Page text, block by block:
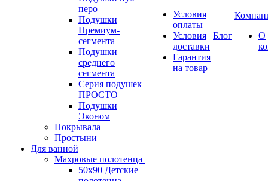
перо
Подушки
Премиум-
сегмента
Подушки
среднего
сегмента
Серия подушек
ПРОСТО
Подушки
Эконом
Покрывала
Простыни
Для ванной
Махровые полотенца
50х90 Детские
Условия
оплаты
Условия
доставки
Гарантия
на товар
Блог
О